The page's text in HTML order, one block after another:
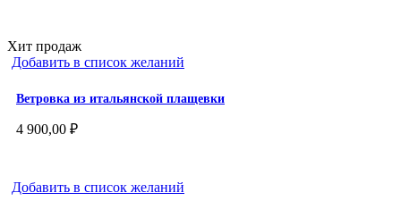
Хит продаж
Добавить в список желаний
Ветровка из итальянской плащевки
4 900,00 ₽
Добавить в список желаний